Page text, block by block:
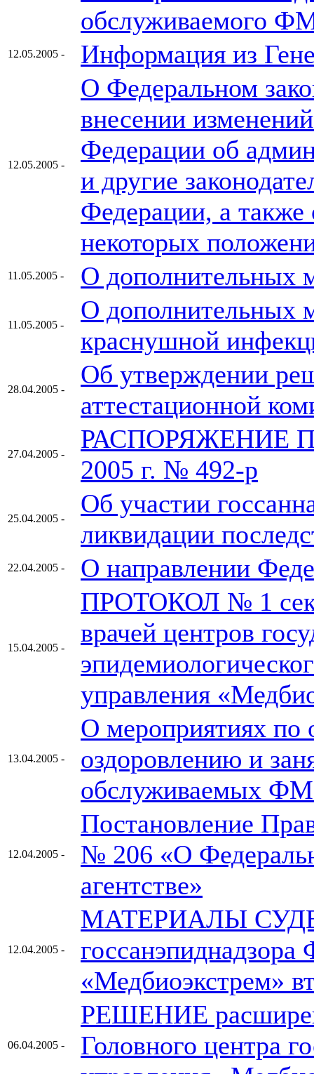
обслуживаемого
12.05.2005 - Информация из
12.05.2005 -
О Федеральном
внесении
Федерации об
и другие
Федерации, а
некоторых
11.05.2005 - О дополнительных
11.05.2005 -
О дополнительных
краснушной
28.04.2005 -
Об утверждении
аттестационной
27.04.2005 -
РАСПОРЯЖЕНИЕ
2005 г. № 492-р
25.04.2005 -
Об участии
ликвидации
22.04.2005 - О направлении
15.04.2005 -
ПРОТОКОЛ № 1
врачей центров
управления
13.04.2005 -
О мероприятиях по
оздоровлению и
обслуживаемых
12.04.2005 -
Постановление
№ 206 «О
агентстве»
12.04.2005 -
МАТЕРИАЛЫ
госсанэпиднадзора
«Медбиоэкстрем»
06.04.2005 -
РЕШЕНИЕ
Головного центра